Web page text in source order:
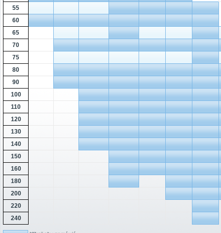
55
60
65
70
75
80
90
100
110
120
130
140
150
160
180
200
220
240